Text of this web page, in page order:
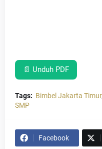
📄 Unduh PDF
Tags: Bimbel Jakarta Timur
SMP
Facebook